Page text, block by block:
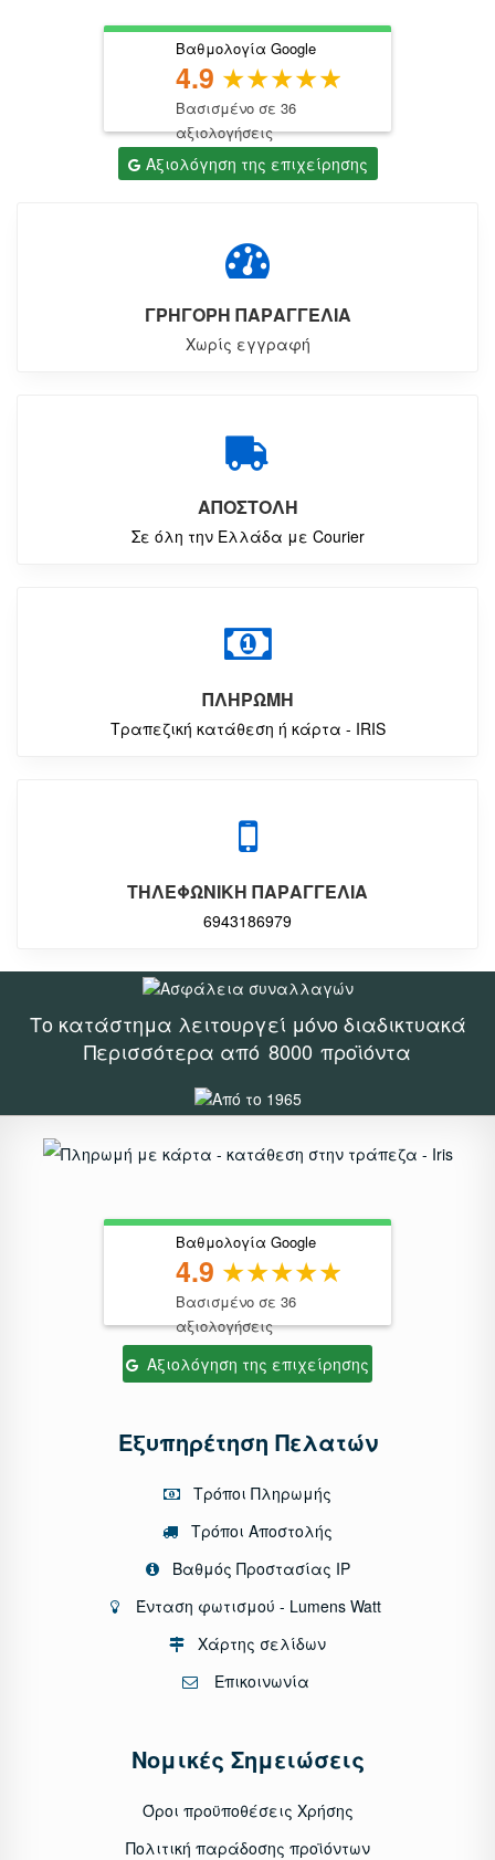
Βαθμολογία Google
4.9
Βασισμένο σε 36
αξιολογήσεις
Αξιολόγηση της επιχείρησης
ΓΡΗΓΟΡΗ ΠΑΡΑΓΓΕΛΙΑ
Χωρίς εγγραφή
ΑΠΟΣΤΟΛΗ
Σε όλη την Ελλάδα με Courier
ΠΛΗΡΩΜΗ
Τραπεζική κατάθεση ή κάρτα - IRIS
ΤΗΛΕΦΩΝΙΚΗ ΠΑΡΑΓΓΕΛΙΑ
6943186979
Το κατάστημα λειτουργεί μόνο διαδικτυακά
Περισσότερα από 8000 προϊόντα
Βαθμολογία Google
4.9
Βασισμένο σε 36
αξιολογήσεις
Αξιολόγηση της επιχείρησης
Εξυπηρέτηση Πελατών
Τρόποι Πληρωμής
Τρόποι Αποστολής
Βαθμός Προστασίας IP
Ένταση φωτισμού - Lumens Watt
Χάρτης σελίδων
Επικοινωνία
Νομικές Σημειώσεις
Όροι προϋποθέσεις Χρήσης
Πολιτική παράδοσης προϊόντων